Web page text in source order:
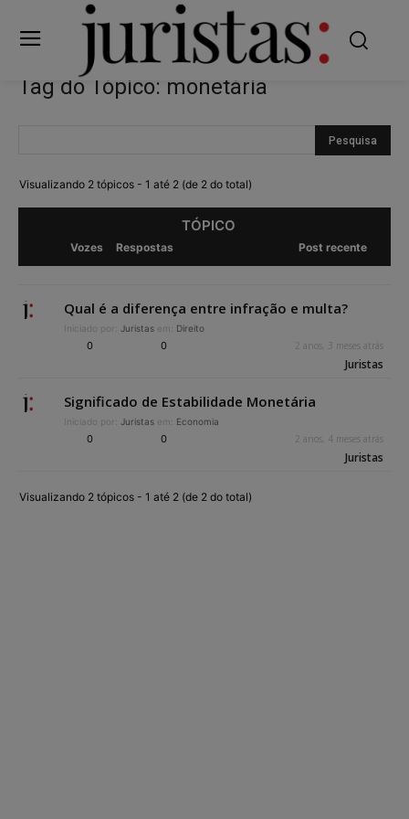
Tag do Tópico: monetária
Visualizando 2 tópicos - 1 até 2 (de 2 do total)
TÓPICO
Vozes Respostas Post recente
Qual é a diferença entre infração e multa?
Iniciado por: Juristas em: Direito
0 0 2 anos, 3 meses atrás
Juristas
Significado de Estabilidade Monetária
Iniciado por: Juristas em: Economia
0 0 2 anos, 4 meses atrás
Juristas
Visualizando 2 tópicos - 1 até 2 (de 2 do total)